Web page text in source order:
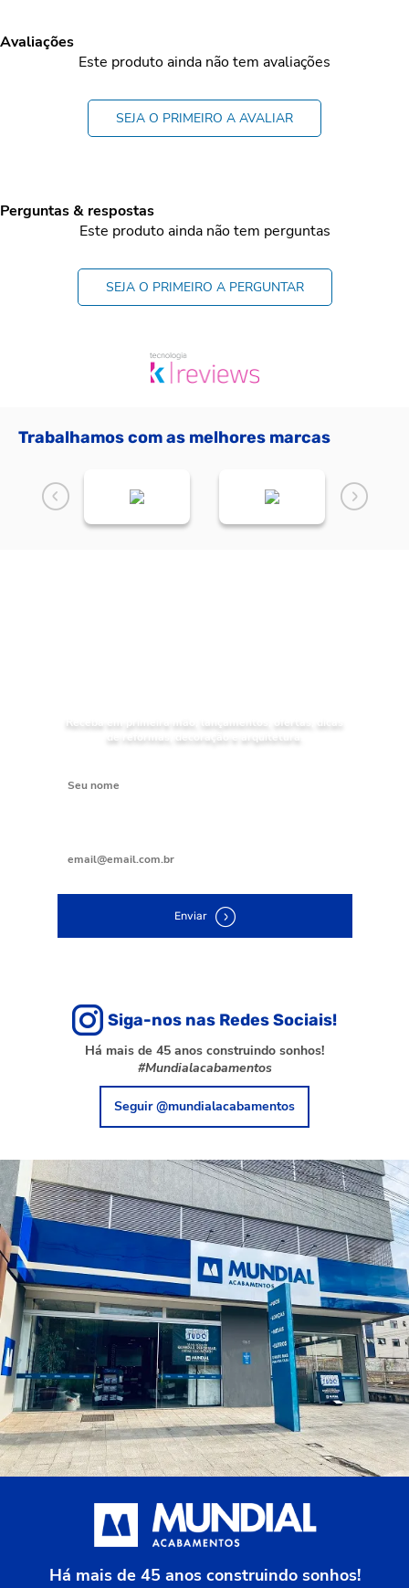
Avaliações
Este produto ainda não tem avaliações
SEJA O PRIMEIRO A AVALIAR
Perguntas & respostas
Este produto ainda não tem perguntas
SEJA O PRIMEIRO A PERGUNTAR
Trabalhamos com as melhores marcas
Receba em primeira mão, lançamentos, ofertas, dicas
de reformas, decoração e arquitetura.
Enviar
Siga-nos nas Redes Sociais!
Há mais de 45 anos construindo sonhos!
#Mundialacabamentos
Seguir @mundialacabamentos
Há mais de 45 anos construindo sonhos!